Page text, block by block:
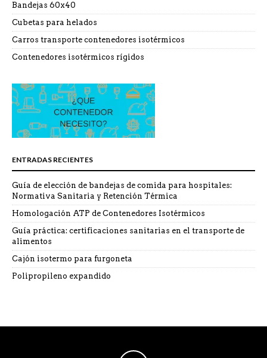
Bandejas 60x40
Cubetas para helados
Carros transporte contenedores isotérmicos
Contenedores isotérmicos rígidos
ENTRADAS RECIENTES
Guía de elección de bandejas de comida para hospitales:
Normativa Sanitaria y Retención Térmica
Homologación ATP de Contenedores Isotérmicos
Guía práctica: certificaciones sanitarias en el transporte de
alimentos
Cajón isotermo para furgoneta
Polipropileno expandido